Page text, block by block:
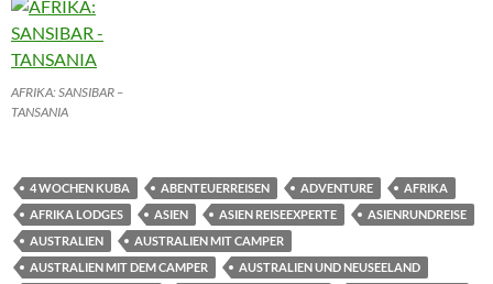
AFRIKA: SANSIBAR –
TANSANIA
4 WOCHEN KUBA ABENTEUERREISEN ADVENTURE
AFRIKA
AFRIKA LODGES
ASIEN ASIEN REISEEXPERTE
ASIENRUNDREISE
AUSTRALIEN
AUSTRALIEN MIT CAMPER
AUSTRALIEN MIT DEM CAMPER
AUSTRALIEN UND NEUSEELAND